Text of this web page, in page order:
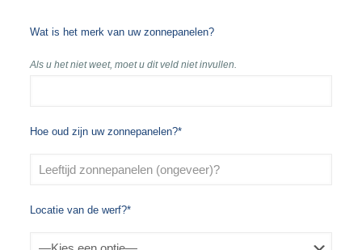
Wat is het merk van uw zonnepanelen?
Als u het niet weet, moet u dit veld niet invullen.
Hoe oud zijn uw zonnepanelen?*
Locatie van de werf?*